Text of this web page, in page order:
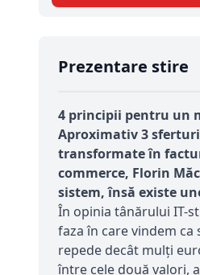
Prezentare stire
4 principii pentru un
Aproximativ 3
transformate în
commerce, Florin
sistem, însă existe
În opinia tânărului IT-
faza în care vindem
repede decât mulți
între cele două valori,